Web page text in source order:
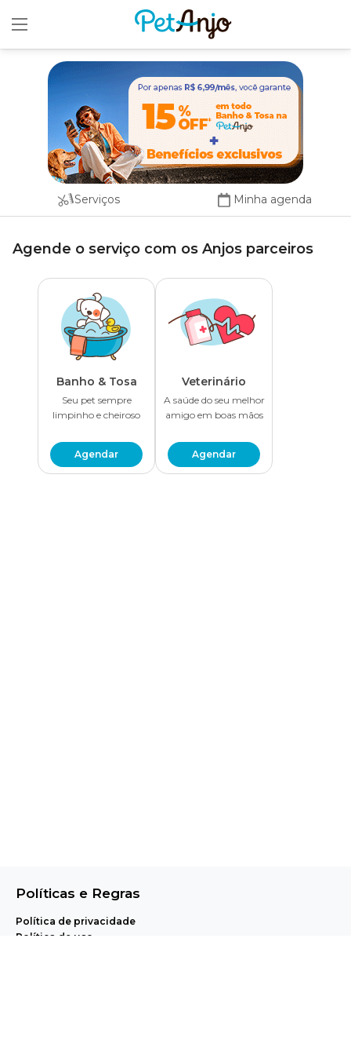
Serviços Minha agenda
Agende o serviço com os Anjos parceiros
Banho & Tosa
Seu pet sempre
limpinho e cheiroso
Agendar
Veterinário
A saúde do seu melhor
amigo em boas mãos
Agendar
Políticas e Regras
Política de privacidade
Política de uso